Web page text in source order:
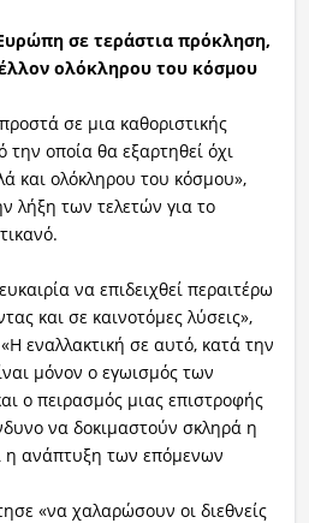
σε τεράστια πρόκληση,
ολόκληρου του κόσμου
σε μια καθοριστικής
οποία θα εξαρτηθεί όχι
και ολόκληρου του κόσμου»,
λήξη των τελετών για το
να επιδειχθεί περαιτέρω
και σε καινοτόμες λύσεις»,
εναλλακτική σε αυτό, κατά την
μόνον ο εγωισμός των
ο πειρασμός μιας επιστροφής
να δοκιμαστούν σκληρά η
η ανάπτυξη των επόμενων
«να χαλαρώσουν οι διεθνείς